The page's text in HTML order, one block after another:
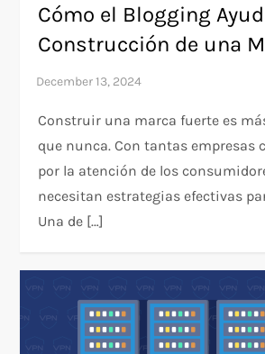
Cómo el Blogging
Construcción de una
Construir una marca fuerte es
que nunca. Con tantas empresas
por la atención de los
necesitan estrategias efectivas
Una de […]